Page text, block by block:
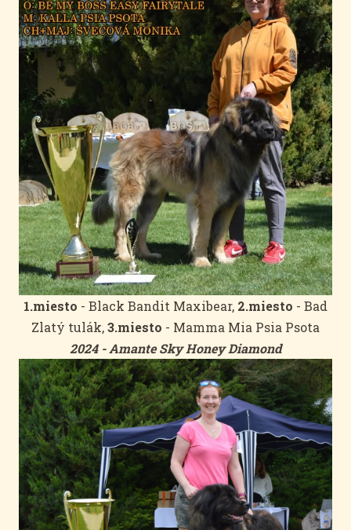
1.miesto - Black Bandit Maxibear, 2.miesto - Bad
Zlatý tulák,3.miesto - Mamma Mia Psia Psota
2024 - Amante Sky Honey Diamond